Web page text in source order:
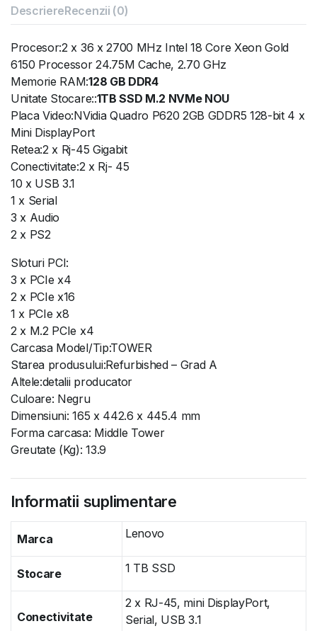
DescriereRecenzii (0)
Procesor:2 x 36 x 2700 MHz Intel 18 Core Xeon Gold
6150 Processor 24.75M Cache, 2.70 GHz
Memorie RAM:128 GB DDR4
Unitate Stocare::1TB SSD M.2 NVMe NOU
Placa Video:NVidia Quadro P620 2GB GDDR5 128-bit 4 x
Mini DisplayPort
Retea:2 x Rj-45 Gigabit
Conectivitate:2 x Rj- 45
10 x USB 3.1
1 x Serial
3 x Audio
2 x PS2
Sloturi PCI:
3 x PCIe x4
2 x PCIe x16
1 x PCIe x8
2 x M.2 PCIe x4
Carcasa Model/Tip:TOWER
Starea produsului:Refurbished – Grad A
Altele:detalii producator
Culoare: Negru
Dimensiuni: 165 x 442.6 x 445.4 mm
Forma carcasa: Middle Tower
Greutate (Kg): 13.9
Informatii suplimentare
Marca Lenovo
Stocare 1 TB SSD
Conectivitate
2 x RJ-45, mini DisplayPort,
Serial, USB 3.1